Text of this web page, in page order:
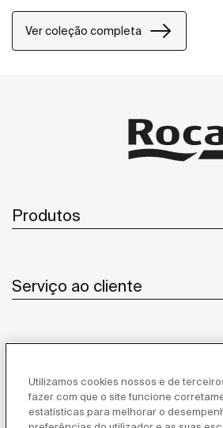
cores de formas novas e criativas,
uma personalização da casa de
Ver coleção completa
Produtos
Serviço ao cliente
Utilizamos cookies nossos e de
fazer com que o site funcione
estatísticas para melhorar o